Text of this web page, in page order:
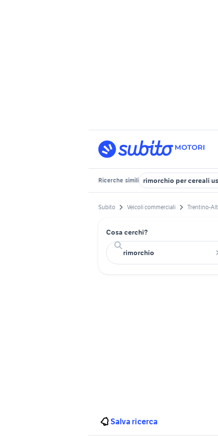
Ricerche simili rimorchio per cereali
Subito Veicoli commerciali Trentino-
Cosa cerchi?
Salva ricerca